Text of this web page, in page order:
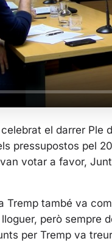
el darrer Ple
pressupostos pel
votar a favor,
Tremp també va
lloguer, però
per Tremp va